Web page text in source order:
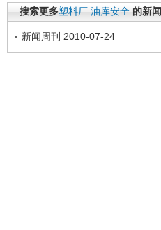
搜索更多塑料厂 油库安全 的新闻
新闻周刊 2010-07-24